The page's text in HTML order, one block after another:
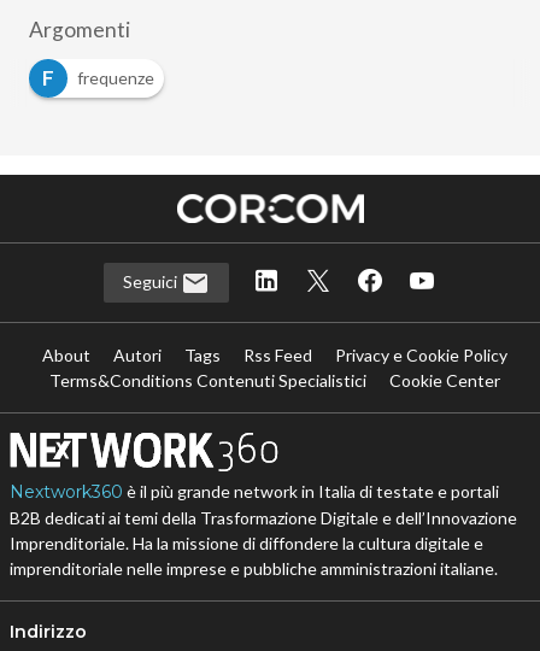
Argomenti
F
frequenze
Seguici
About Autori Tags Rss Feed
Privacy e Cookie Policy
Terms&Conditions Contenuti Specialistici
Cookie Center
Nextwork360 è il più grande network in Italia di testate e portali
B2B dedicati ai temi della Trasformazione Digitale e dell’Innovazione
Imprenditoriale. Ha la missione di diffondere la cultura digitale e
imprenditoriale nelle imprese e pubbliche amministrazioni italiane.
Indirizzo